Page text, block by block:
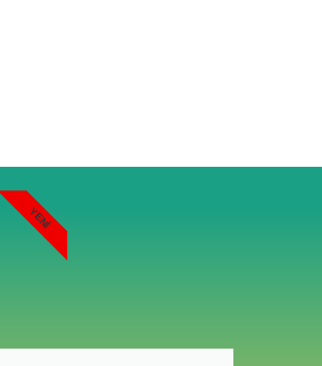
YENI